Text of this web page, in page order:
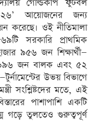
গোল্ডকাপ ফুটবল
আয়োজনের জন্য
করেছে। ওই নীতিমালা
সরকারি প্রাথমিক
৯৫৬ জন শিক্ষার্থী—
জন বালক এবং ৫২
উভয় বিভাগে
সংশ্লিষ্টদের মতে, এই
পাশাপাশি একটি
গড়ে তুলতেও গুরুত্বপূর্ণ